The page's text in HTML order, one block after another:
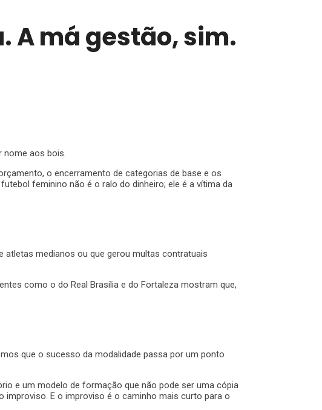
A má gestão, sim.
aos bois.
o encerramento de categorias de base e os
feminino não é o ralo do dinheiro; ele é a vítima da
medianos ou que gerou multas contratuais
como o do Real Brasília e do Fortaleza mostram que,
que o sucesso da modalidade passa por um ponto
e um modelo de formação que não pode ser uma cópia
improviso. E o improviso é o caminho mais curto para o